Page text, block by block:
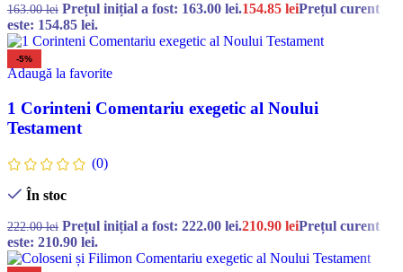
163.00lei Prețul inițial a fost: 163.00 lei.154.85 leiPrețul curent
este: 154.85 lei.
-5%
Adaugă la favorite
1 Corinteni Comentariu exegetic al Noului
Testament
(0)
În stoc
222.00lei Prețul inițial a fost: 222.00 lei.210.90 leiPrețul curent
este: 210.90 lei.